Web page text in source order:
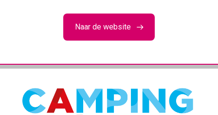
Naar de website